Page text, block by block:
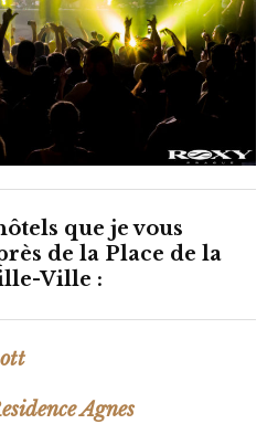
que je vous
de la Place de la
Ville :
Agnes